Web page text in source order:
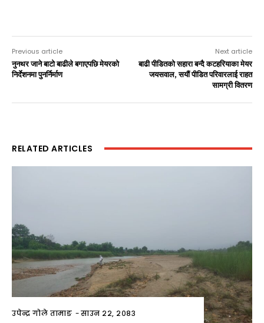
Previous article
नुनथर जाने बाटो बाढीले बगाएपछि मेयरको
निर्देशनमा पुनर्निर्माण
Next article
बाढी पीडितको सहारा बन्दै कटहरियाका मेयर
जयसवाल, सयौं पीडित परिवारलाई राहत
सामग्री वितरण
RELATED ARTICLES
उपेन्द्र गोले तामाङ -साउन २२, २०८३